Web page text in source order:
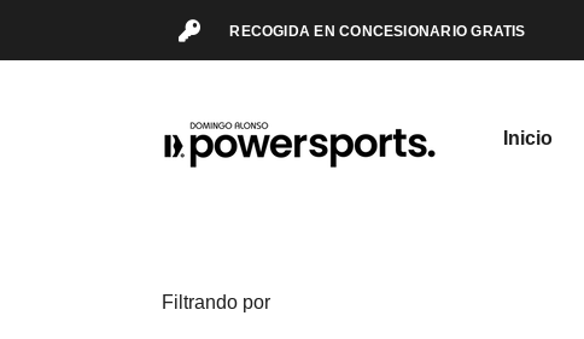
RECOGIDA EN CONCESIONARIO GRATIS
Inicio
Filtrando por